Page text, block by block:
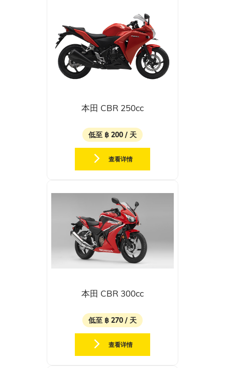
本田 CBR 250cc
低至 ฿ 200 / 天
查看详情
本田 CBR 300cc
低至 ฿ 270 / 天
查看详情